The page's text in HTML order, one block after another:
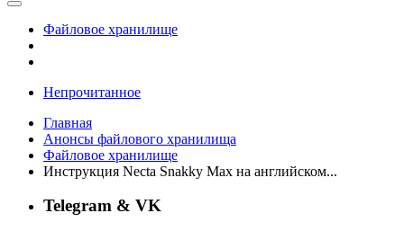
Файловое хранилище
Непрочитанное
Главная
Анонсы файлового хранилища
Файловое хранилище
Инструкция Necta Snakky Max на английском...
Telegram & VK